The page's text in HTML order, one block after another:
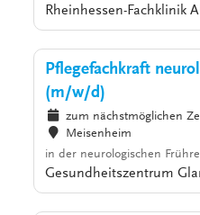
Rheinhessen-Fachklinik
Pflegefachkraft
(m/w/d)
zum nächstmöglichen
Meisenheim
in der neurologischen
Gesundheitszentrum